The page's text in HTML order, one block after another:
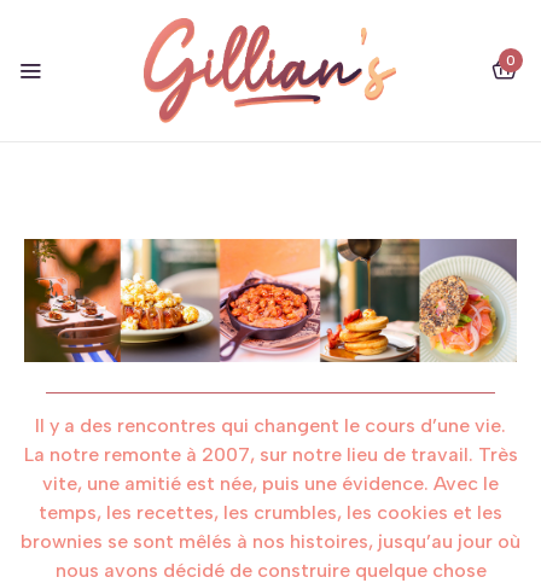
0
Il y a des rencontres qui changent le cours d’une vie.
La notre remonte à 2007, sur notre lieu de travail. Très
vite, une amitié est née, puis une évidence. Avec le
temps, les recettes, les crumbles, les cookies et les
brownies se sont mêlés à nos histoires, jusqu’au jour où
nous avons décidé de construire quelque chose